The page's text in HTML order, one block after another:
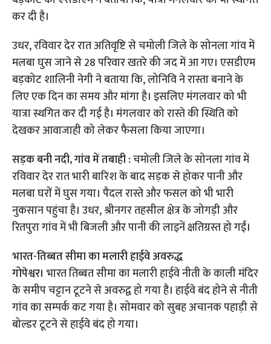
कर दी है।
उधर, रविवार देर रात अतिवृष्टि से चमोली जिले के सोनला गांव में
मलबा घुस जाने से 28 परिवार खतरे की जद में आ गए। एसडीएम
बड़कोट शालिनी नेगी ने बताया कि, लोनिवि ने रास्ता बनाने के
लिए एक दिन का समय और मांगा है। इसलिए मंगलवार को भी
यात्रा स्थगित कर दी गई है। मंगलवार को रास्ते की स्थिति को
देखकर आवाजाही को लेकर फैसला किया जाएगा।
सड़क बनी नदी, गांव में तबाही :चमोली जिले के सोनला गांव में
रविवार देर रात भारी बारिश के बाद सड़क से होकर पानी और
मलबा घरों में घुस गया। पैदल रास्ते और फसल को भी भारी
नुकसान पहुंचा है। उधर, श्रीनगर तहसील क्षेत्र के जोगड़ी और
रितपुरा गांव में भी बिजली और पानी की लाइनें क्षतिग्रस्त हो गईं।
भारत-तिब्बत सीमा का मलारी हाईवे अवरुद्ध
गोपेश्वर। भारत तिब्बत सीमा का मलारी हाईवे नीती के काली मंदिर
के समीप चट्टान टूटने से अवरुद्व हो गया है। हाईवे बंद होने से नीती
गांव का सम्पर्क कट गया है। सोमवार को सुबह अचानक पहाड़ी से
बोल्डर टूटने से हाईवे बंद हो गया।